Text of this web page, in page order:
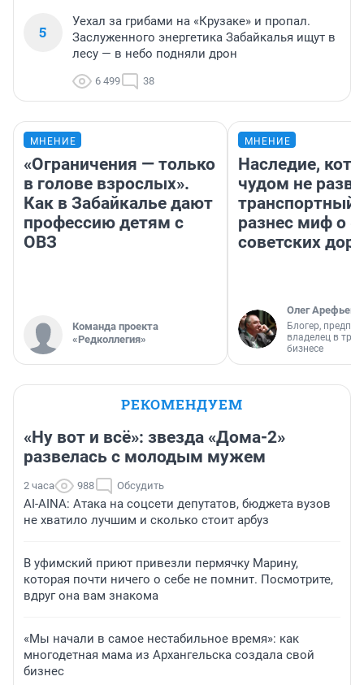
5
Уехал за грибами на «Крузаке» и пропал.
Заслуженного энергетика Забайкалья ищут в
лесу — в небо подняли дрон
6 499 38
МНЕНИЕ
«Ограничения — только
в голове взрослых».
Как в Забайкалье дают
профессию детям с
ОВЗ
Команда проекта
«Редколлегия»
МНЕНИЕ
Наследие,
чудом не
транспортный
разнес миф о
советских
Олег Арефьев
Блогер,
владелец в
бизнесе
РЕКОМЕНДУЕМ
«Ну вот и всё»: звезда «Дома-2»
развелась с молодым мужем
2 часа 988 Обсудить
AI-AINA: Атака на соцсети депутатов, бюджета вузов
не хватило лучшим и сколько стоит арбуз
В уфимский приют привезли пермячку Марину,
которая почти ничего о себе не помнит. Посмотрите,
вдруг она вам знакома
«Мы начали в самое нестабильное время»: как
многодетная мама из Архангельска создала свой
бизнес